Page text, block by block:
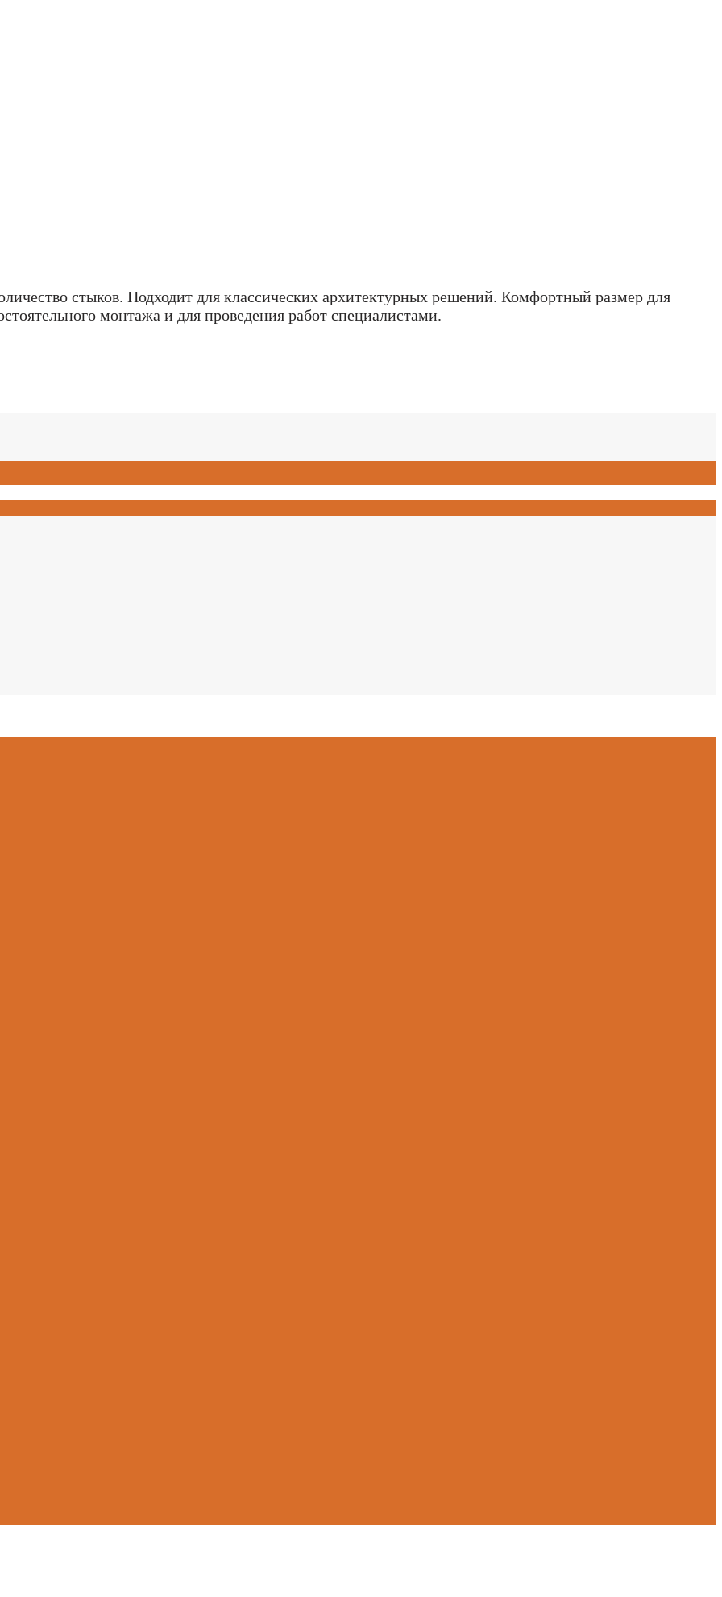
стыков. Подходит для классических архитектурных решений. Комфортный размер для
монтажа и для проведения работ специалистами.